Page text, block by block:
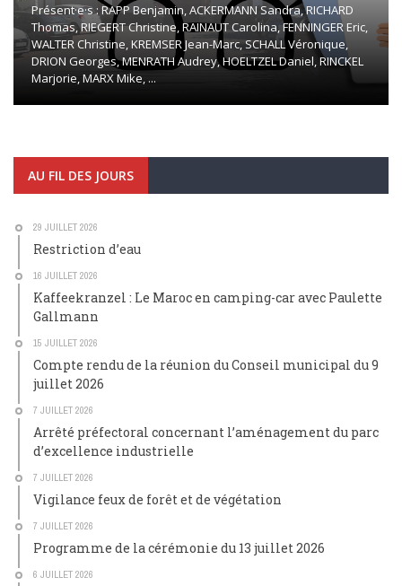
Présent·e·s : RAPP Benjamin, ACKERMANN Sandra, RICHARD
Thomas, RIEGERT Christine, RAINAUT Carolina, FENNINGER Eric,
WALTER Christine, KREMSER Jean-Marc, SCHALL Véronique,
DRION Georges, MENRATH Audrey, HOELTZEL Daniel, RINCKEL
Marjorie, MARX Mike, ...
AU FIL DES JOURS
29 JUILLET 2026
Restriction d’eau
16 JUILLET 2026
Kaffeekranzel : Le Maroc en camping-car avec Paulette
Gallmann
15 JUILLET 2026
Compte rendu de la réunion du Conseil municipal du 9
juillet 2026
7 JUILLET 2026
Arrêté préfectoral concernant l’aménagement du parc
d’excellence industrielle
7 JUILLET 2026
Vigilance feux de forêt et de végétation
7 JUILLET 2026
Programme de la cérémonie du 13 juillet 2026
6 JUILLET 2026